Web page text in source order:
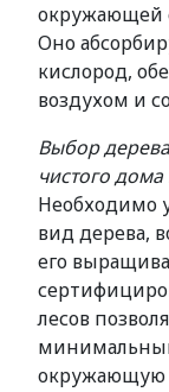
окружающей
Оно
кислород,
воздухом и
Выбор дерева
чистого
Необходимо
вид дерева,
его
лесов
окружающую